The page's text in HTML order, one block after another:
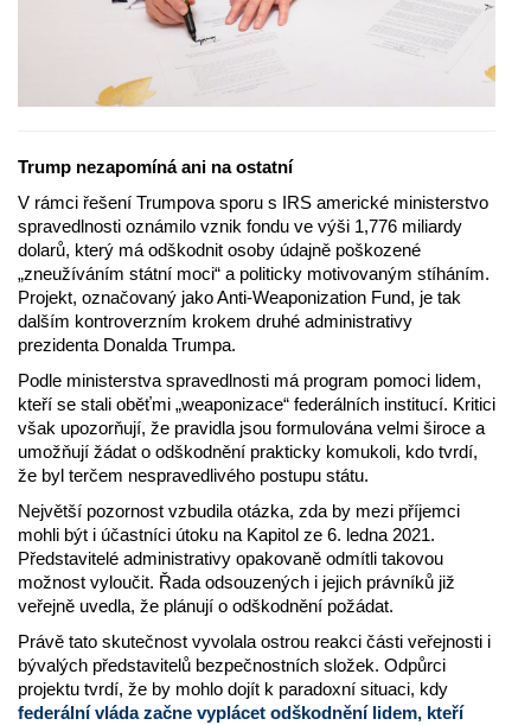
Trump nezapomíná ani na ostatní
V rámci řešení Trumpova sporu s IRS americké ministerstvo
spravedlnosti oznámilo vznik fondu ve výši 1,776 miliardy
dolarů, který má odškodnit osoby údajně poškozené
„zneužíváním státní moci“ a politicky motivovaným stíháním.
Projekt, označovaný jako Anti-Weaponization Fund, je tak
dalším kontroverzním krokem druhé administrativy
prezidenta Donalda Trumpa.
Podle ministerstva spravedlnosti má program pomoci lidem,
kteří se stali oběťmi „weaponizace“ federálních institucí. Kritici
však upozorňují, že pravidla jsou formulována velmi široce a
umožňují žádat o odškodnění prakticky komukoli, kdo tvrdí,
že byl terčem nespravedlivého postupu státu.
Největší pozornost vzbudila otázka, zda by mezi příjemci
mohli být i účastníci útoku na Kapitol ze 6. ledna 2021.
Představitelé administrativy opakovaně odmítli takovou
možnost vyloučit. Řada odsouzených i jejich právníků již
veřejně uvedla, že plánují o odškodnění požádat.
Právě tato skutečnost vyvolala ostrou reakci části veřejnosti i
bývalých představitelů bezpečnostních složek. Odpůrci
projektu tvrdí, že by mohlo dojít k paradoxní situaci, kdy
federální vláda začne vyplácet odškodnění lidem, kteří